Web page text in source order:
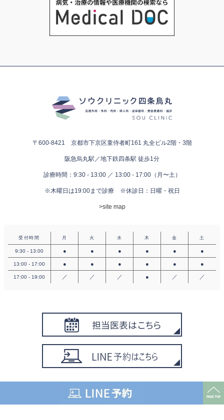
〒600-8421 京都市下京区童侍者町161 丸全ビル2階・3階
阪急烏丸駅／地下鉄四条駅 徒歩1分
診療時間：9:30 - 13:00 ／ 13:00 - 17:00（月〜土）
※木曜日は19:00まで診療 ※休診日：日曜・祝日
>site map
受付時間 月 火 水 木 金 土
9:30 - 13:00 ● ● ● ● ● ●
13:00 - 17:00 ● ● ● ● ● ●
17:00 - 19:00 ／ ／ ／ ● ／ ／
©︎ 2023 SOU CLINIC ALL RIGHTS RESERVED.